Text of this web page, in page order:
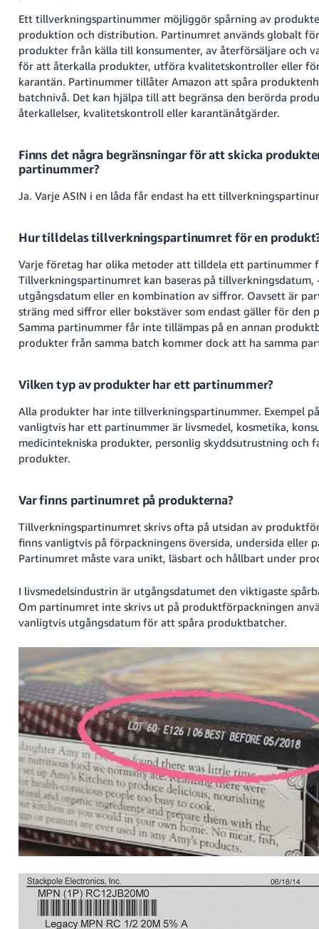
Ett tillverkningspartinummer möjliggör spårning av
produktion och distribution. Partinumret används globalt
produkter från källa till konsumenter, av återförsäljare och
för att återkalla produkter, utföra kvalitetskontroller eller
karantän. Partinummer tillåter Amazon att spåra
batchnivå. Det kan hjälpa till att begränsa den berörda
återkallelser, kvalitetskontroll eller karantänåtgärder.
Finns det några begränsningar för att skicka
partinummer?
Ja. Varje ASIN i en låda får endast ha ett
Hur tilldelas tillverkningspartinumret för en
Varje företag har olika metoder att tilldela ett partinummer
Tillverkningspartinumret kan baseras på tillverkningsdatum,
utgångsdatum eller en kombination av siffror. Oavsett är
sträng med siffror eller bokstäver som endast gäller för den
Samma partinummer får inte tillämpas på en annan
produkter från samma batch kommer dock att ha samma
Vilken typ av produkter har ett partinummer?
Alla produkter har inte tillverkningspartinummer. Exempel
vanligtvis har ett partinummer är livsmedel, kosmetika,
medicintekniska produkter, personlig skyddsutrustning och
produkter.
Var finns partinumret på produkterna?
Tillverkningspartinumret skrivs ofta på utsidan av
finns vanligtvis på förpackningens översida, undersida eller
Partinumret måste vara unikt, läsbart och hållbart under
I livsmedelsindustrin är utgångsdatumet den viktigaste
Om partinumret inte skrivs ut på produktförpackningen
vanligtvis utgångsdatum för att spåra produktbatcher.